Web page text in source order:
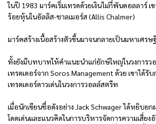
ในปี 1983 มาร์คเริ่มเทรดด้วยเงินไม่กี่พันดอลลาร์
ร้อยหุ้นในอัลลิส-ชาลเมอร์ส (Allis Chalmer)
มาร์คสร้างเนื้อสร้างตัวขึ้นมาจนกลายเป็นมหาเศรษ
ทั้งยังมีบทบาทให้คำแนะนำแก่ยักษ์ใหญ่ในวงการว
เทรดเดอร์จาก Soros Management ด้วย เขาได้รั
เทรดเดอร์ดาวเด่นในวงการวอลล์สตรีท
เมื่อนักเขียนชื่อดังอย่าง Jack Schwager ได้หยิบยก
โดดเด่นและแนวคิดในการบริหารจัดการความเสี่ยง